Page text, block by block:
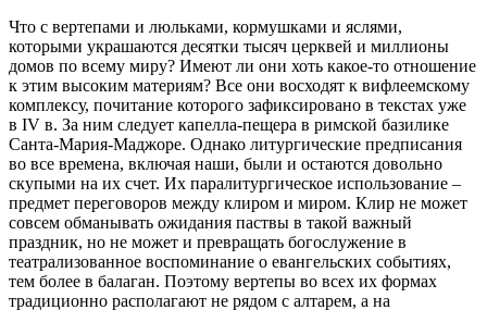
Что с вертепами и люльками, кормушками и яслями,
которыми украшаются десятки тысяч церквей и миллионы
домов по всему миру? Имеют ли они хоть какое-то отношение
к этим высоким материям? Все они восходят к вифлеемскому
комплексу, почитание которого зафиксировано в текстах уже
в IV в. За ним следует капелла-пещера в римской базилике
Санта-Мария-Маджоре. Однако литургические предписания
во все времена, включая наши, были и остаются довольно
скупыми на их счет. Их паралитургическое использование –
предмет переговоров между клиром и миром. Клир не может
совсем обманывать ожидания паствы в такой важный
праздник, но не может и превращать богослужение в
театрализованное воспоминание о евангельских событиях,
тем более в балаган. Поэтому вертепы во всех их формах
традиционно располагают не рядом с алтарем, а на